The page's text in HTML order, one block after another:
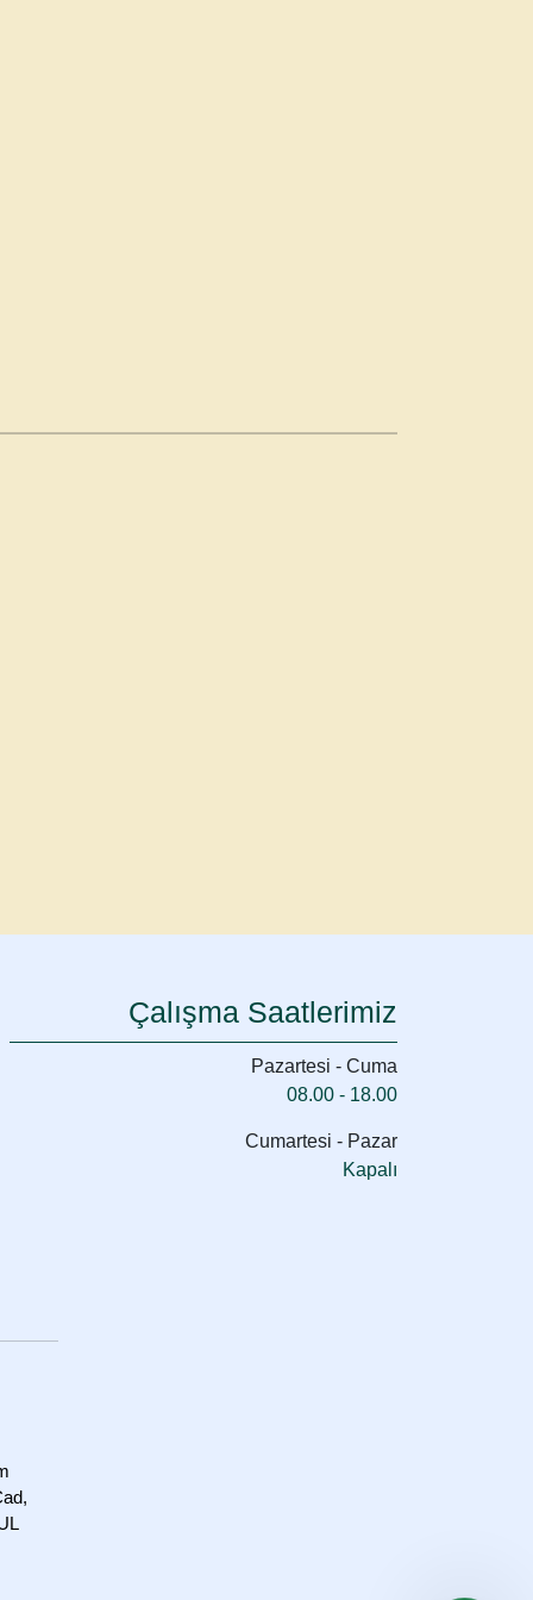
Çalışma Saatlerimiz
Pazartesi - Cuma
08.00 - 18.00
Cumartesi - Pazar
Kapalı